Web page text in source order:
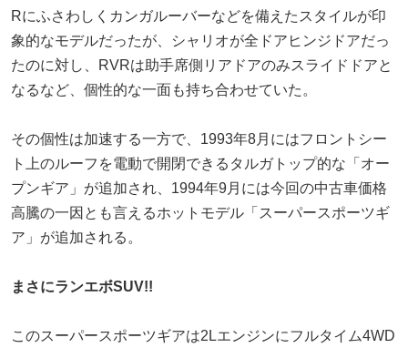
Rにふさわしくカンガルーバーなどを備えたスタイルが印
象的なモデルだったが、シャリオが全ドアヒンジドアだっ
たのに対し、RVRは助手席側リアドアのみスライドドアと
なるなど、個性的な一面も持ち合わせていた。
その個性は加速する一方で、1993年8月にはフロントシー
ト上のルーフを電動で開閉できるタルガトップ的な「オー
プンギア」が追加され、1994年9月には今回の中古車価格
高騰の一因とも言えるホットモデル「スーパースポーツギ
ア」が追加される。
まさにランエボSUV!!
このスーパースポーツギアは2Lエンジンにフルタイム4WD